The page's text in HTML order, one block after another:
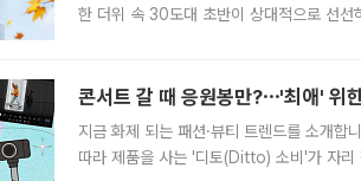
한 더위 속 30도대 초반이 상대적으로 선선
콘서트 갈 때 응원봉만?⋯'최애' 위
지금 화제 되는 패션·뷰티 트렌드를 소개합
따라 제품을 사는 '디토(Ditto) 소비'가 자리